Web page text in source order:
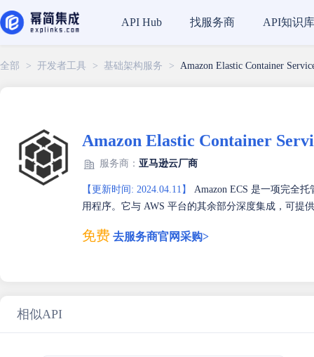
API Hub 找服务商 API知识库
全部 > 开发者工具 > 基础架构服务 > Amazon Elastic Container
Amazon Elastic Container
服务商： 亚马逊云厂商
【更新时间: 2024.04.11】
Amazon ECS 是一项完全
用程序。它与 AWS 平台的其余部分深度集成，可提
免费 去服务商官网采购>
相似API